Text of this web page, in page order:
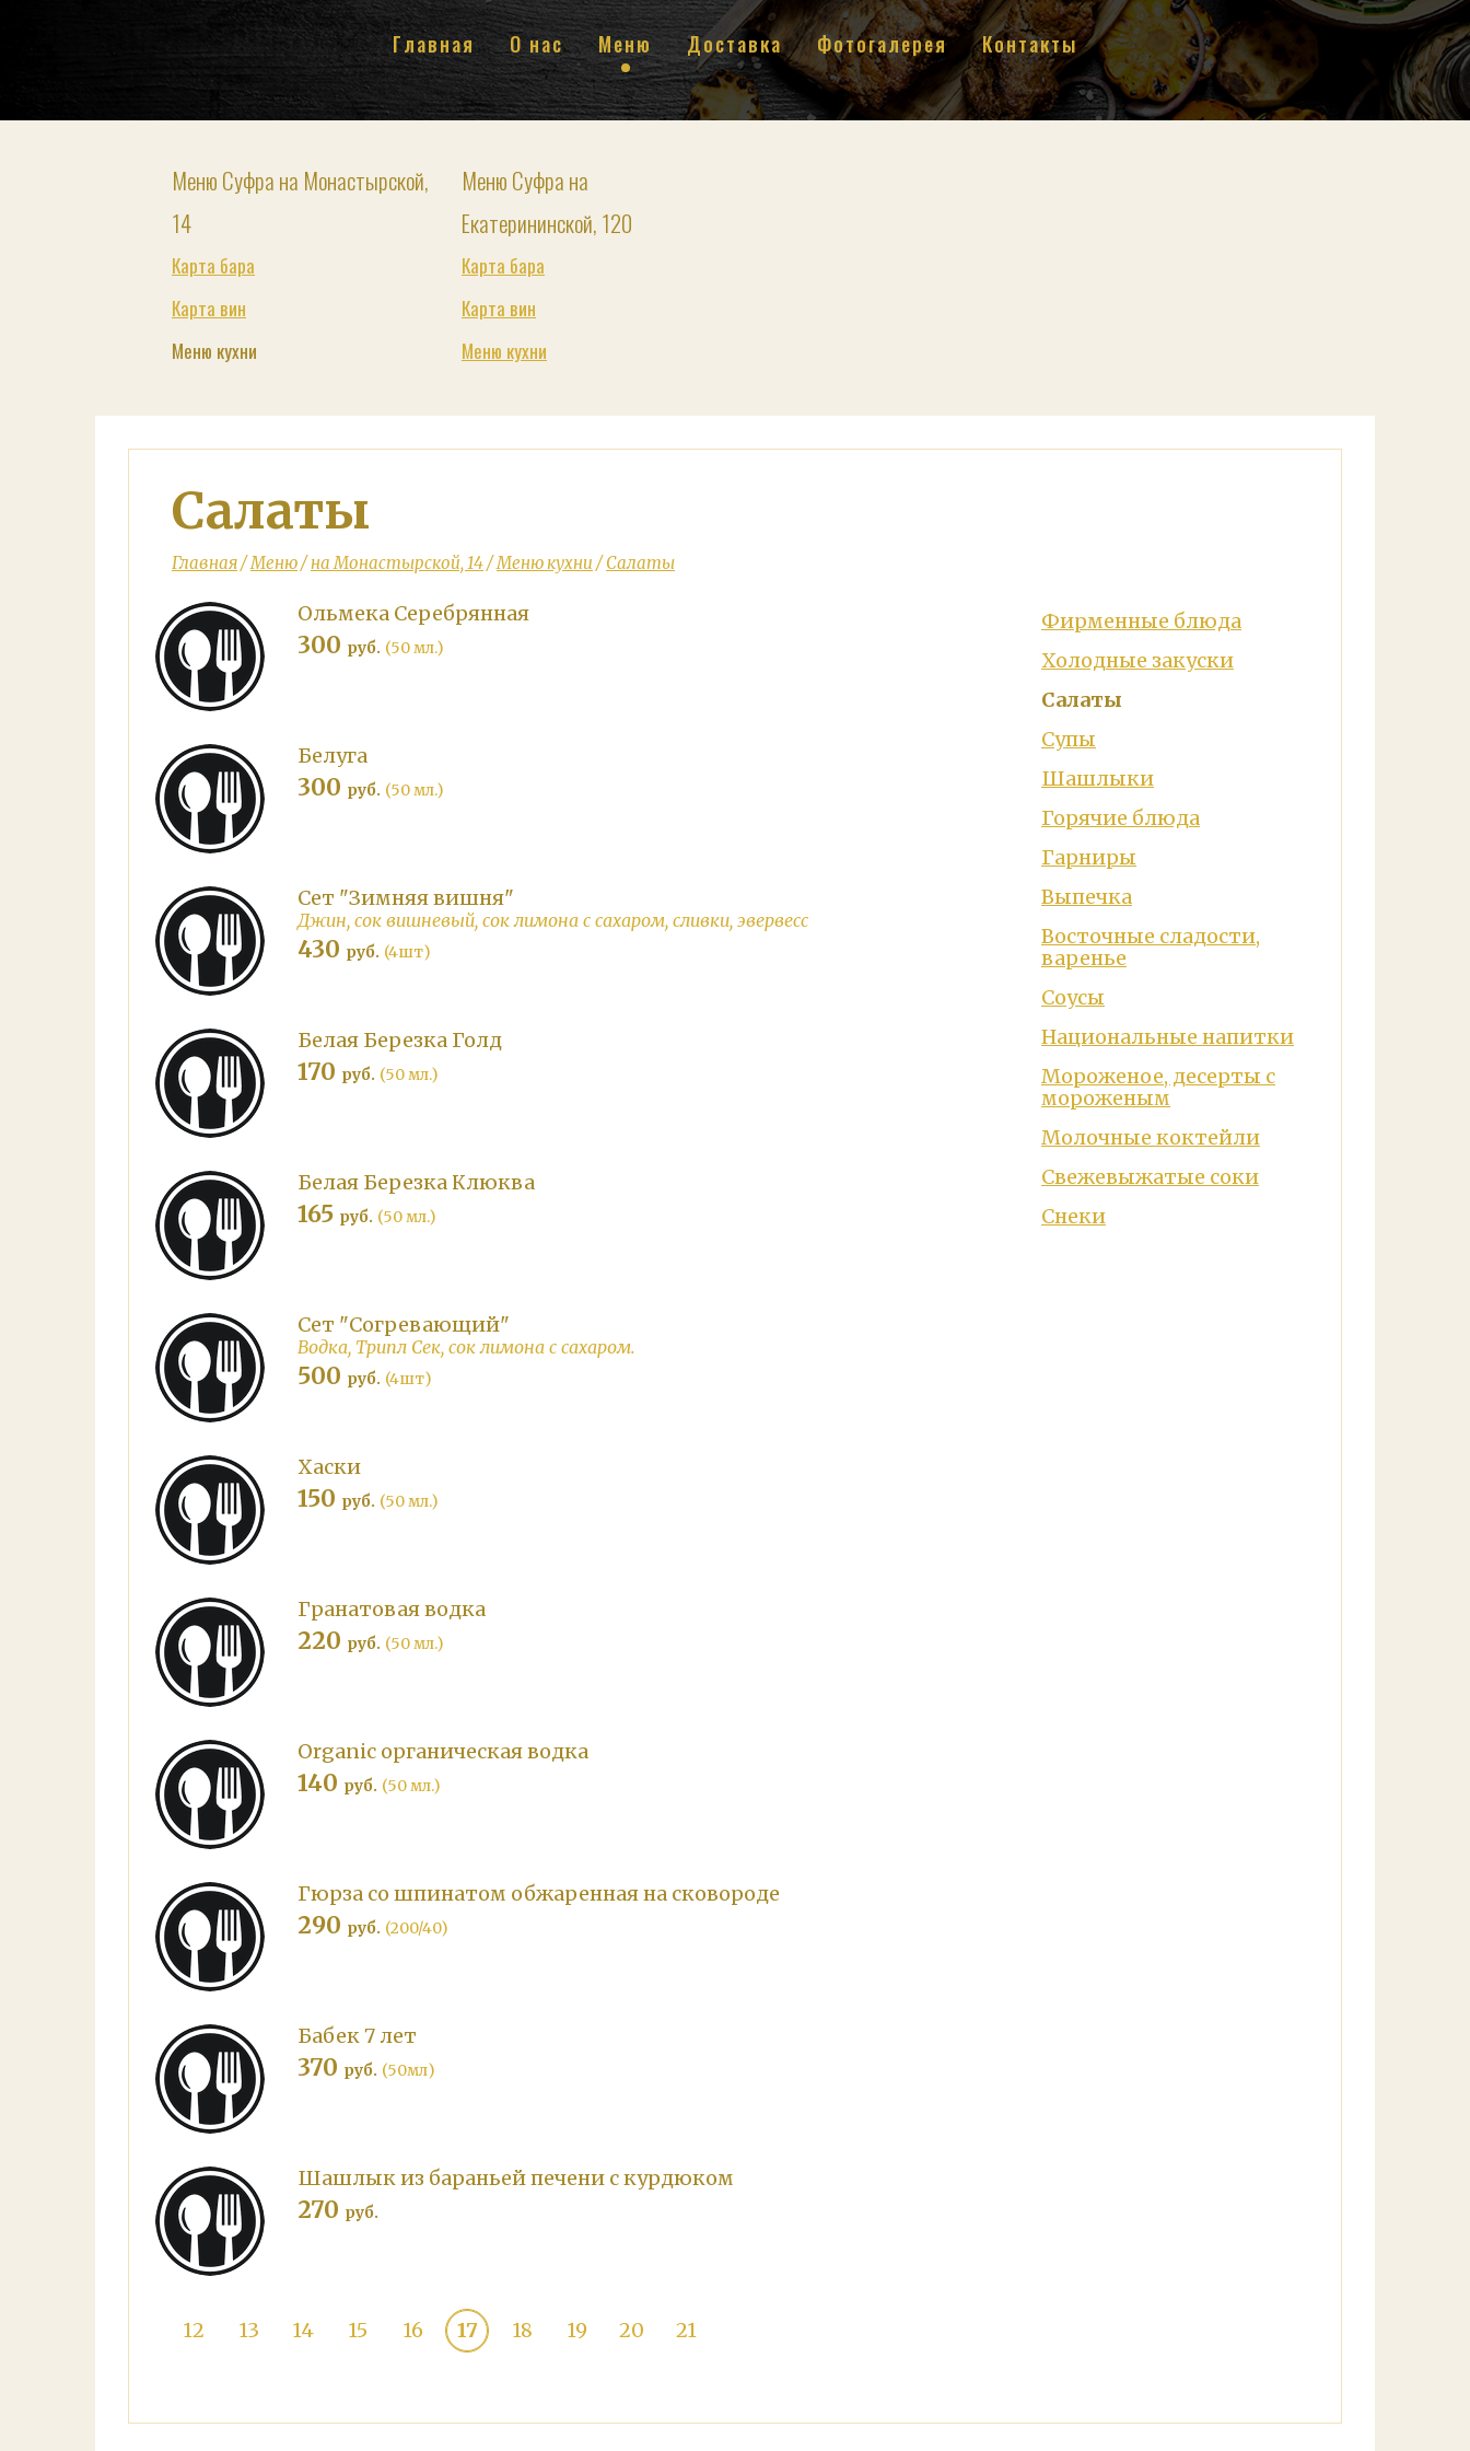
Главная О нас Меню Доставка Фотогалерея Контакты
Меню Суфра на Монастырской,
14
Карта бара
Карта вин
Меню кухни
Меню Суфра на
Екатерининской, 120
Карта бара
Карта вин
Меню кухни
Салаты
Главная/Меню/на Монастырской, 14/Меню кухни /Салаты
Ольмека Серебрянная
300 руб. (50 мл.)
Белуга
300 руб. (50 мл.)
Сет "Зимняя вишня"
Джин, сок вишневый, сок лимона с сахаром, сливки, эвервесс
430 руб. (4шт)
Белая Березка Голд
170 руб. (50 мл.)
Белая Березка Клюква
165 руб. (50 мл.)
Сет "Согревающий"
Водка, Трипл Сек, сок лимона с сахаром.
500 руб. (4шт)
Хаски
150 руб. (50 мл.)
Гранатовая водка
220 руб. (50 мл.)
Organiс органическая водка
140 руб. (50 мл.)
Гюрза со шпинатом обжаренная на сковороде
290 руб. (200/40)
Бабек 7 лет
370 руб. (50мл)
Шашлык из бараньей печени с курдюком
270 руб.
12 13 14 15 16 17 18 19 20 21
Фирменные блюда
Холодные закуски
Салаты
Супы
Шашлыки
Горячие блюда
Гарниры
Выпечка
Восточные сладости,
варенье
Соусы
Национальные напитки
Мороженое, десерты с
мороженым
Молочные коктейли
Свежевыжатые соки
Снеки